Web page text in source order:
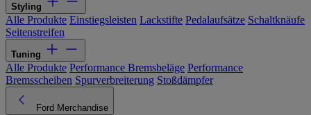
Styling
Alle Produkte Einstiegsleisten Lackstifte Pedalaufsätze Schaltknäufe
Seitenstreifen
Tuning
Alle Produkte Performance Bremsbeläge Performance
Bremsscheiben Spurverbreiterung Stoßdämpfer
Ford Merchandise